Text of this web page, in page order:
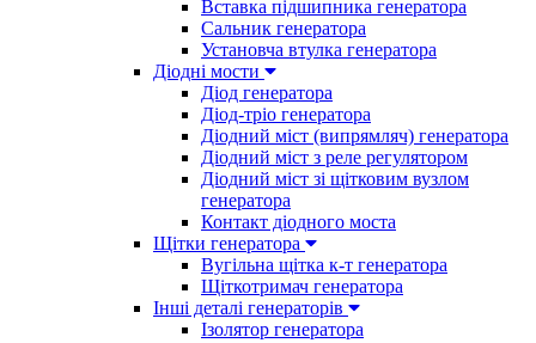
Вставка підшипника генератора
Сальник генератора
Установча втулка генератора
Діодні мости
Діод генератора
Діод-тріо генератора
Діодний міст (випрямляч) генератора
Діодний міст з реле регулятором
Діодний міст зі щітковим вузлом
генератора
Контакт діодного моста
Щітки генератора
Вугільна щітка к-т генератора
Щіткотримач генератора
Інші деталі генераторів
Ізолятор генератора